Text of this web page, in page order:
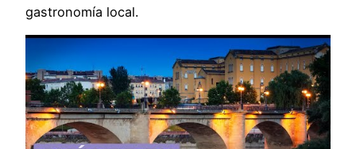
gastronomía local.